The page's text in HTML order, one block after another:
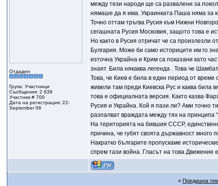
Отдаден
Група: Участници
Съобщения: 2 639
Участник # 700
Дата на регистрация: 22-
September 06
между тези народи ще са развалени за
нямаше да я има. Украинката Паша няма за
Точно оттам тръгва Русия към Нижни
сегашната Русия Московия, защото това е
Но както в Русия отричат че са произлезли
Булгария. Може би само историците им го
източна Украйна и Крим са показани като
знаят. Била някаква легенда . Това че
Това, че Киев е била в един период от
живели там преди Киевска Рус и каква била
това е официалната версия. Както казва
Русия и Украйна. Кой я пази ли? Ами точно
разпалват враждата между тях на принципа
На територията на бившия СССР,
причина, че губят своята държавност много
Накратко българите пропускаме
спрем тази война. Гласът на това Движение
« Предишна